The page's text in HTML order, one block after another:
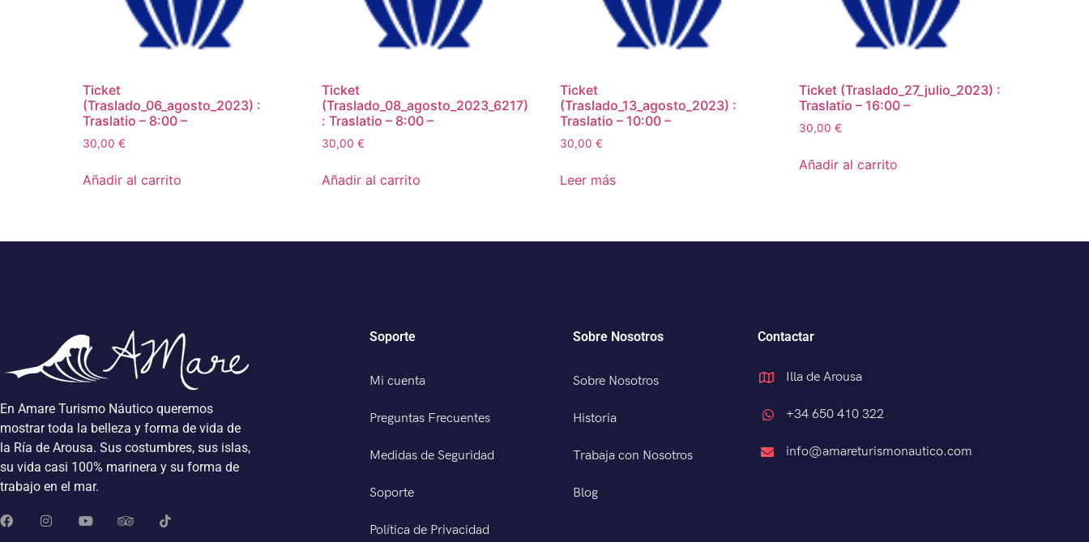
Ticket
(Traslado_06_agosto_2023) :
Traslatio – 8:00 –
30,00 €
Añadir al carrito
Ticket
(Traslado_08_agosto_2023_6217)
: Traslatio – 8:00 –
30,00 €
Añadir al carrito
Ticket
(Traslado_13_agosto_2023) :
Traslatio – 10:00 –
30,00€
Leer más
Ticket (Traslado_27_julio_2023) :
Traslatio – 16:00 –
30,00€
Añadir al carrito
En Amare Turismo Náutico queremos
mostrar toda la belleza y forma de vida de
la Ría de Arousa. Sus costumbres, sus islas,
su vida casi 100% marinera y su forma de
trabajo en el mar.
Soporte
Mi cuenta
Preguntas Frecuentes
Medidas de Seguridad
Soporte
Política de Privacidad
Sobre Nosotros
Sobre Nosotros
Historia
Trabaja con Nosotros
Blog
Contactar
Illa de Arousa
+34 650 410 322
info@amareturismonautico.com